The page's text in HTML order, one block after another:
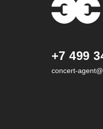
+7 499
concert-